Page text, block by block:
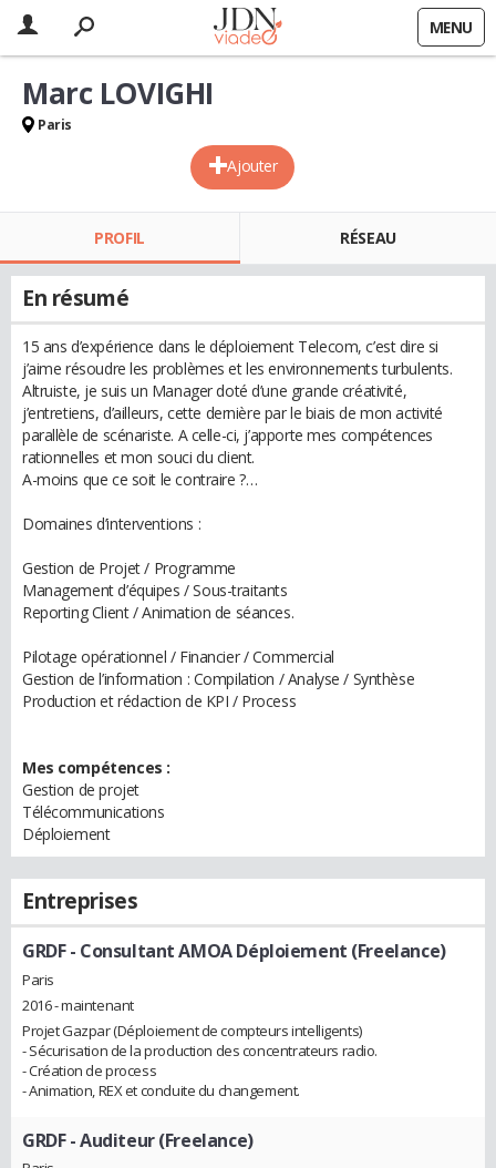
MENU
Ajouter
Marc LOVIGHI
Paris
PROFIL RÉSEAU
En résumé
15 ans d’expérience dans le déploiement Telecom, c’est dire si
j’aime résoudre les problèmes et les environnements turbulents.
Altruiste, je suis un Manager doté d’une grande créativité,
j’entretiens, d’ailleurs, cette dernière par le biais de mon activité
parallèle de scénariste. A celle-ci, j’apporte mes compétences
rationnelles et mon souci du client.
A-moins que ce soit le contraire ?…
Domaines d’interventions :
Gestion de Projet / Programme
Management d’équipes / Sous-traitants
Reporting Client / Animation de séances.
Pilotage opérationnel / Financier / Commercial
Gestion de l’information : Compilation / Analyse / Synthèse
Production et rédaction de KPI / Process
Mes compétences :
Gestion de projet
Télécommunications
Déploiement
Entreprises
GRDF- Consultant AMOA Déploiement (Freelance)
Paris
2016 - maintenant
Projet Gazpar (Déploiement de compteurs intelligents)
- Sécurisation de la production des concentrateurs radio.
- Création de process
- Animation, REX et conduite du changement.
GRDF- Auditeur (Freelance)